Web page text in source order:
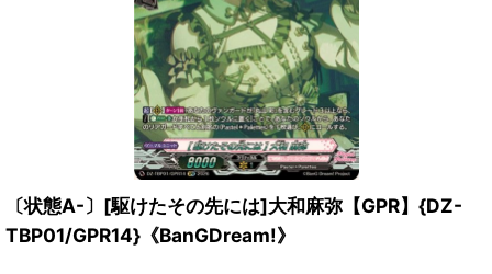
〔状態A-〕[駆けたその先には]大和麻弥【GPR】{DZ-
TBP01/GPR14}《BanGDream!》